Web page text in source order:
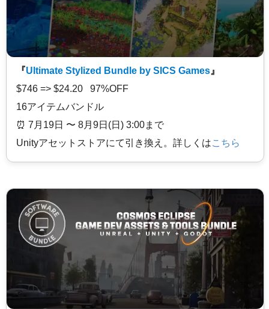
『Ultimate Stylized Bundle by SICS Games 』
$746 => $24.20 97%OFF
16アイテムバンドル
⏰️ 7月19日 〜 8月9日(日) 3:00まで
Unityアセットストアにて引き換え。詳しくはこちら